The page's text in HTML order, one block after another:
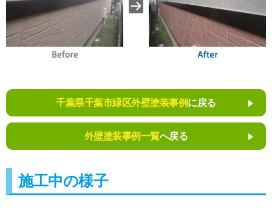
千葉県千葉市緑区外壁塗装事例に戻る
外壁塗装事例一覧へ戻る
施工中の様子